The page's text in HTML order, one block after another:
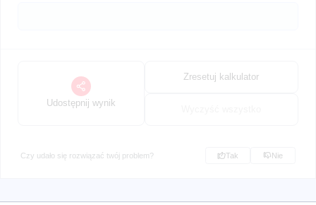
Udostępnij wynik
Zresetuj kalkulator
Czy udało się rozwiązać twój problem? Tak Nie